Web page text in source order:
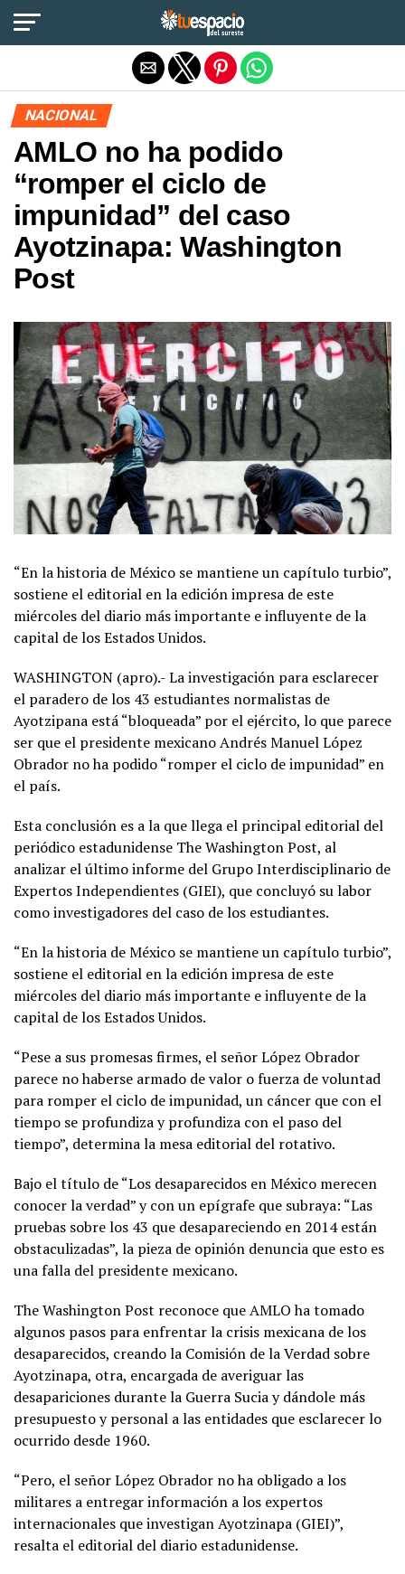
NACIONAL
AMLO no ha podido
“romper el ciclo de
impunidad” del caso
Ayotzinapa: Washington
Post
“En la historia de México se mantiene un capítulo turbio”,
sostiene el editorial en la edición impresa de este
miércoles del diario más importante e influyente de la
capital de los Estados Unidos.
WASHINGTON (apro).- La investigación para esclarecer
el paradero de los 43 estudiantes normalistas de
Ayotzipana está “bloqueada” por el ejército, lo que parece
ser que el presidente mexicano Andrés Manuel López
Obrador no ha podido “romper el ciclo de impunidad” en
el país.
Esta conclusión es a la que llega el principal editorial del
periódico estadunidense The Washington Post, al
analizar el último informe del Grupo Interdisciplinario de
Expertos Independientes (GIEI), que concluyó su labor
como investigadores del caso de los estudiantes.
“En la historia de México se mantiene un capítulo turbio”,
sostiene el editorial en la edición impresa de este
miércoles del diario más importante e influyente de la
capital de los Estados Unidos.
“Pese a sus promesas firmes, el señor López Obrador
parece no haberse armado de valor o fuerza de voluntad
para romper el ciclo de impunidad, un cáncer que con el
tiempo se profundiza y profundiza con el paso del
tiempo”, determina la mesa editorial del rotativo.
Bajo el título de “Los desaparecidos en México merecen
conocer la verdad” y con un epígrafe que subraya: “Las
pruebas sobre los 43 que desapareciendo en 2014 están
obstaculizadas”, la pieza de opinión denuncia que esto es
una falla del presidente mexicano.
The Washington Post reconoce que AMLO ha tomado
algunos pasos para enfrentar la crisis mexicana de los
desaparecidos, creando la Comisión de la Verdad sobre
Ayotzinapa, otra, encargada de averiguar las
desapariciones durante la Guerra Sucia y dándole más
presupuesto y personal a las entidades que esclarecer lo
ocurrido desde 1960.
“Pero, el señor López Obrador no ha obligado a los
militares a entregar información a los expertos
internacionales que investigan Ayotzinapa (GIEI)”,
resalta el editorial del diario estadunidense.
Salir de la versión móvil